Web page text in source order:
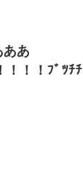
あ
！！！ﾌﾞﾂﾁﾁ